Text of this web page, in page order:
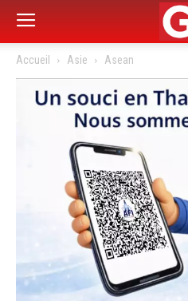
Accueil Asie Asean